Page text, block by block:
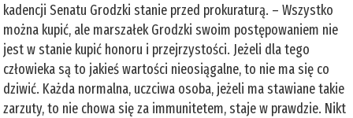
kadencji Senatu Grodzki stanie przed prokuraturą. – Wszystko
można kupić, ale marszałek Grodzki swoim postępowaniem nie
jest w stanie kupić honoru i przejrzystości. Jeżeli dla tego
człowieka są to jakieś wartości nieosiągalne, to nie ma się co
dziwić. Każda normalna, uczciwa osoba, jeżeli ma stawiane takie
zarzuty, to nie chowa się za immunitetem, staje w prawdzie. Nikt